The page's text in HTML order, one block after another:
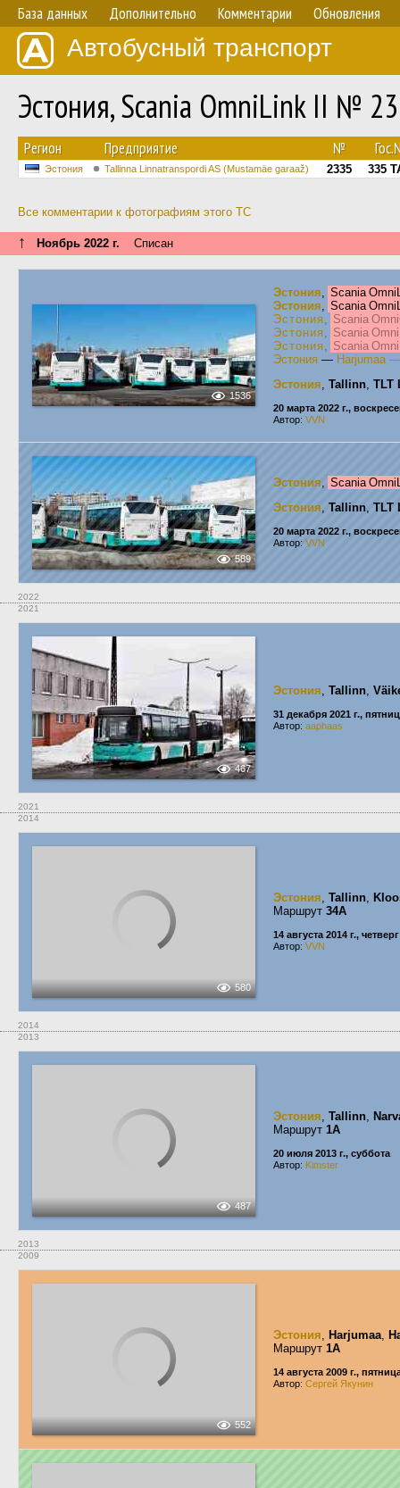
База данных Дополнительно Комментарии Обновления
Автобусный транспорт
Эстония, Scania OmniLink II №
Регион Предприятие №
Эстония Tallinna Linnatranspordi AS (Mustamäe garaaž) 2335 335
Все комментарии к фотографиям этого ТС
↑ Ноябрь 2022 г. Списан
1536
Эстония, Scania
Эстония, Scania
Эстония, Scania
Эстония, Scania
Эстония, Scania
Эстония — Harjumaa
Эстония, Tallinn, TLT
20 марта 2022 г.,
Автор: VVN
589
Эстония, Scania
Эстония, Tallinn, TLT
20 марта 2022 г.,
Автор: VVN
2022
2021
467
Эстония, Tallinn,
31 декабря 2021 г.,
Автор: aaphaas
2021
2014
580
Эстония, Tallinn,
Маршрут 34A
14 августа 2014 г., четверг
Автор: VVN
2014
2013
487
Эстония, Tallinn,
Маршрут 1A
20 июля 2013 г., суббота
Автор: Kimster
2013
2009
552
Эстония, Harjumaa,
Маршрут 1A
14 августа 2009 г.,
Автор: Сергей Якунин